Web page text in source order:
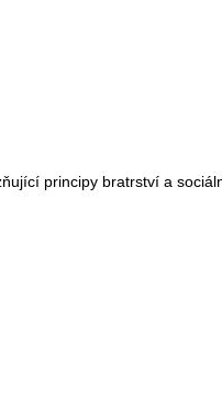
principy bratrství a